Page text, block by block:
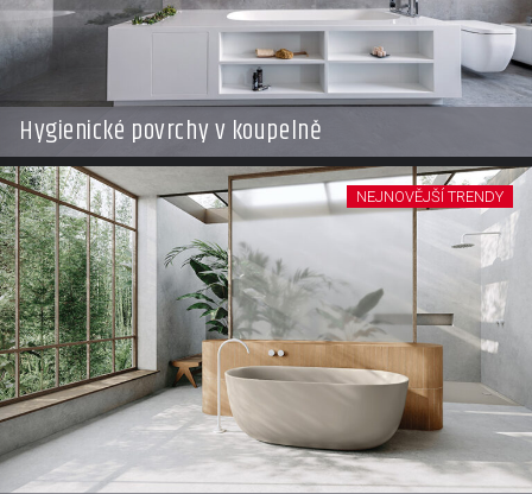
Hygienické povrchy v koupelně
NEJNOVĚJŠÍ TRENDY